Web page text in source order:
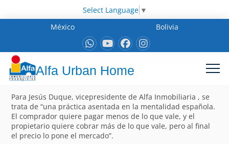
Select Language ▼
México
Bolivia
Alfa Urban Home
Para Jesús Duque, vicepresidente de Alfa Inmobiliaria , se
trata de “una práctica asentada en la mentalidad española.
El comprador quiere pagar menos de lo que vale, y el
propietario quiere cobrar más de lo que vale, pero al final
el precio lo pone el mercado”.